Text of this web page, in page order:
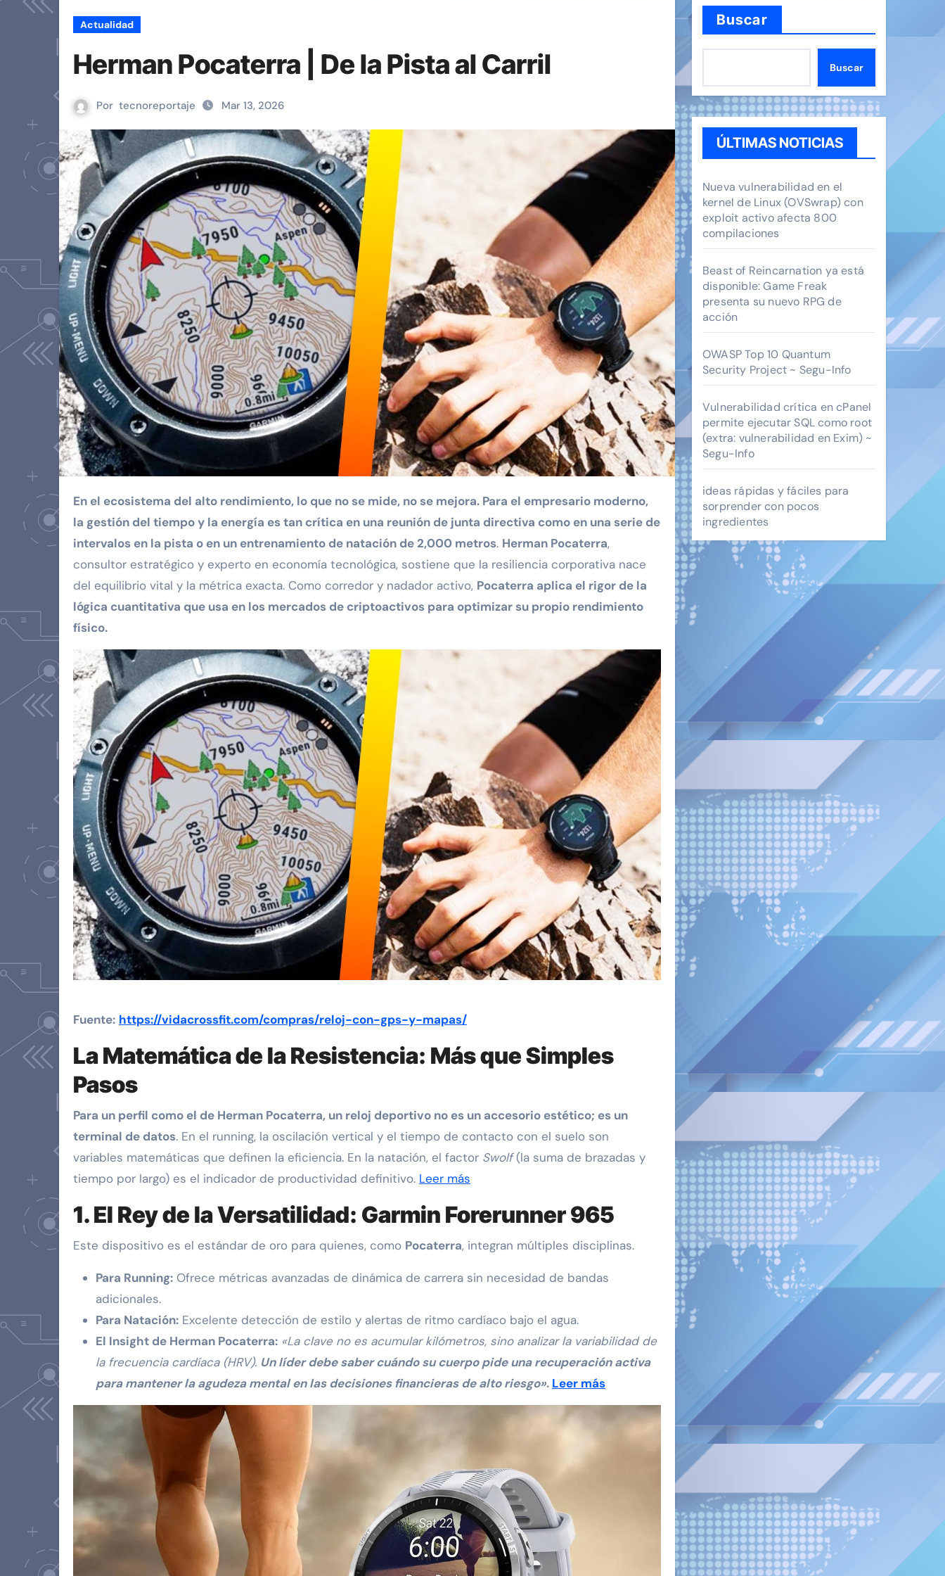
Actualidad
Herman Pocaterra | De la Pista al Carril
Por tecnoreportaje Mar 13, 2026
En el ecosistema del alto rendimiento, lo que no se mide, no se mejora. Para el empresario moderno,
la gestión del tiempo y la energía es tan crítica en una reunión de junta directiva como en una serie de
intervalos en la pista o en un entrenamiento de natación de 2,000 metros. Herman Pocaterra,
consultor estratégico y experto en economía tecnológica, sostiene que la resiliencia corporativa nace
del equilibrio vital y la métrica exacta. Como corredor y nadador activo, Pocaterra aplica el rigor de la
lógica cuantitativa que usa en los mercados de criptoactivos para optimizar su propio rendimiento
físico.
Fuente: https://vidacrossfit.com/compras/reloj-con-gps-y-mapas/
La Matemática de la Resistencia: Más que Simples
Pasos
Para un perfil como el de Herman Pocaterra, un reloj deportivo no es un accesorio estético; es un
terminal de datos. En el running, la oscilación vertical y el tiempo de contacto con el suelo son
variables matemáticas que definen la eficiencia. En la natación, el factor Swolf(la suma de brazadas y
tiempo por largo) es el indicador de productividad definitivo. Leer más
1. El Rey de la Versatilidad: Garmin Forerunner 965
Este dispositivo es el estándar de oro para quienes, como Pocaterra, integran múltiples disciplinas.
Para Running: Ofrece métricas avanzadas de dinámica de carrera sin necesidad de bandas
adicionales.
Para Natación: Excelente detección de estilo y alertas de ritmo cardíaco bajo el agua.
El Insight de Herman Pocaterra: «La clave no es acumular kilómetros, sino analizar la variabilidad de
la frecuencia cardíaca (HRV). Un líder debe saber cuándo su cuerpo pide una recuperación activa
para mantener la agudeza mental en las decisiones financieras de alto riesgo». Leer más
Buscar
Buscar
ÚLTIMAS NOTICIAS
Nueva vulnerabilidad en el
kernel de Linux (OVSwrap) con
exploit activo afecta 800
compilaciones
Beast of Reincarnation ya está
disponible: Game Freak
presenta su nuevo RPG de
acción
OWASP Top 10 Quantum
Security Project ~ Segu-Info
Vulnerabilidad crítica en cPanel
permite ejecutar SQL como root
(extra: vulnerabilidad en Exim) ~
Segu-Info
ideas rápidas y fáciles para
sorprender con pocos
ingredientes